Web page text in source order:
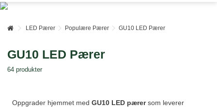
LED Pærer Populære Pærer GU10 LED Pærer
GU10 LED Pærer
64 produkter
Oppgrader hjemmet med GU10 LED pærersom leverer